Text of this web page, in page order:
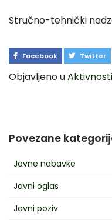
Povezane
Javne nabavke
Javni oglas
Javni poziv
Stručno-tehnički
Facebook Twitter
Objavljeno uAktivnosti